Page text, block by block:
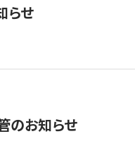
らせ
のお知らせ